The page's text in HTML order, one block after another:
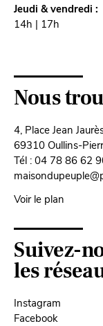
Jeudi & vendredi :
14h | 17h
Nous
4, Place Jean
69310 Oullins-
Tél : 04 78 86 62
Voir le plan
Suivez-
les
Instagram
Facebook